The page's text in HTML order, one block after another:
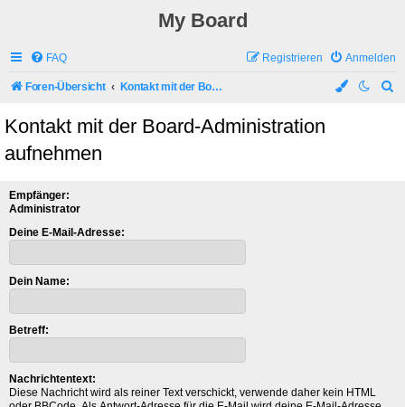
My Board
FAQ Anmelden
Registrieren
Foren-Übersicht Kontakt mit der Board-Administration aufnehmen
Kontakt mit der Board-Administration
aufnehmen
Empfänger:
Administrator
Deine E-Mail-Adresse:
Dein Name:
Betreff:
Nachrichtentext:
Diese Nachricht wird als reiner Text verschickt, verwende daher kein HTML